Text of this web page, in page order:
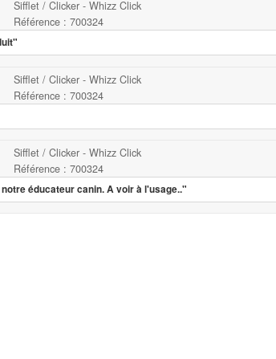
Sifflet / Clicker - Whizz Click
Référence : 700324
Sifflet / Clicker - Whizz Click
Référence : 700324
Sifflet / Clicker - Whizz Click
Référence : 700324
éducateur canin. A voir à l'usage.."